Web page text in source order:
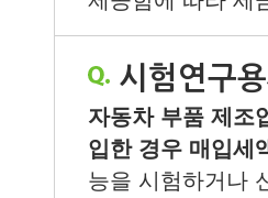
시험연구
자동차 부품 제조
입한 경우 매입세
능을 시험하거나